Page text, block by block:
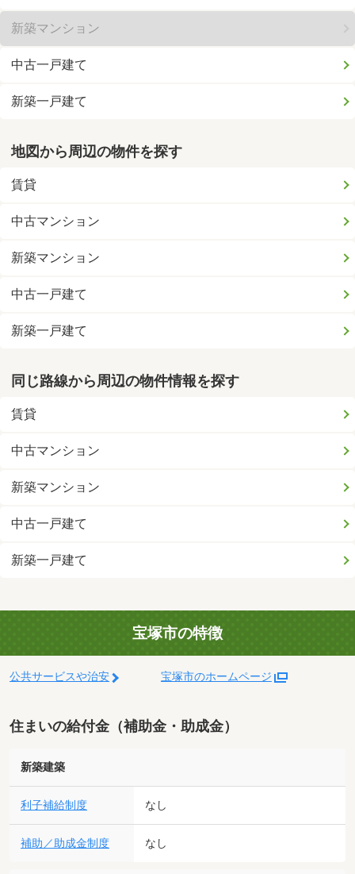
新築マンション
中古一戸建て
新築一戸建て
地図から周辺の物件を探す
賃貸
中古マンション
新築マンション
中古一戸建て
新築一戸建て
同じ路線から周辺の物件情報を探す
賃貸
中古マンション
新築マンション
中古一戸建て
新築一戸建て
宝塚市の特徴
公共サービスや治安 宝塚市のホームページ
住まいの給付金（補助金・助成金）
新築建築
利子補給制度 なし
補助／助成金制度 なし